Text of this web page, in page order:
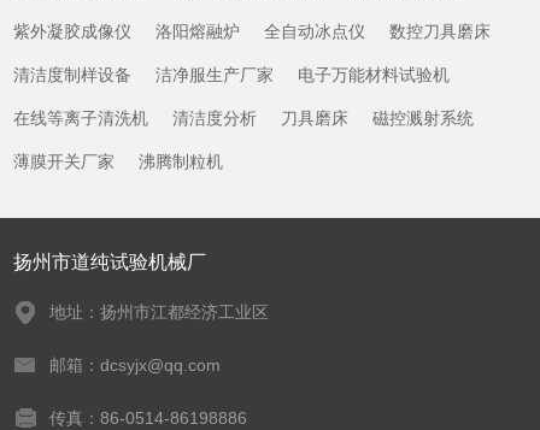
紫外凝胶成像仪 洛阳熔融炉 全自动冰点仪 数控刀具磨床
清洁度制样设备 洁净服生产厂家 电子万能材料试验机
在线等离子清洗机 清洁度分析 刀具磨床 磁控溅射系统
薄膜开关厂家 沸腾制粒机
扬州市道纯试验机械厂
地址：扬州市江都经济工业区
邮箱：dcsyjx@qq.com
传真：86-0514-86198886